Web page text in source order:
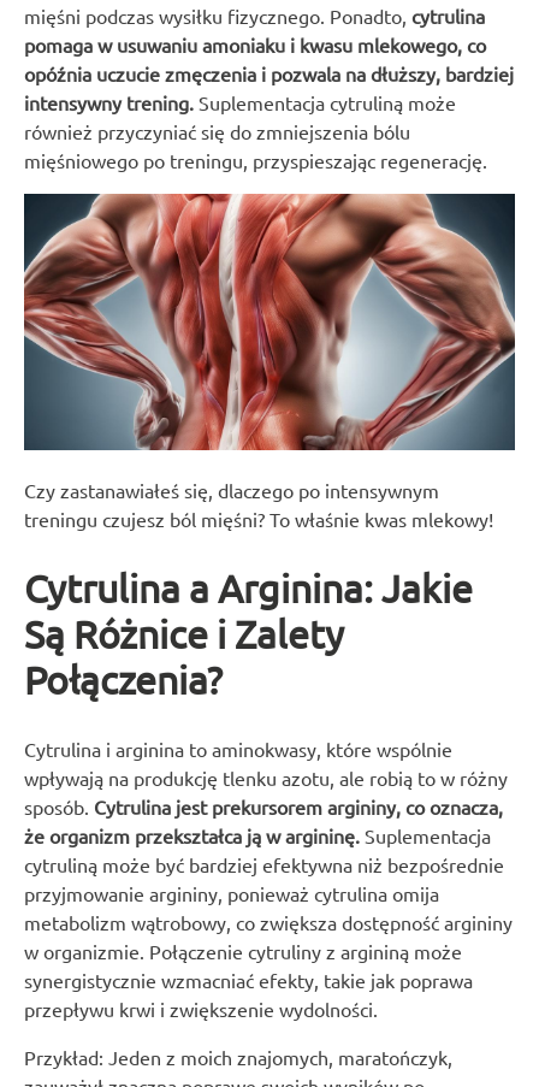
mięśni podczas wysiłku fizycznego. Ponadto, cytrulina
pomaga w usuwaniu amoniaku i kwasu mlekowego, co
opóźnia uczucie zmęczenia i pozwala na dłuższy, bardziej
intensywny trening. Suplementacja cytruliną może
również przyczyniać się do zmniejszenia bólu
mięśniowego po treningu, przyspieszając regenerację.
Czy zastanawiałeś się, dlaczego po intensywnym
treningu czujesz ból mięśni? To właśnie kwas mlekowy!
Cytrulina a Arginina: Jakie
Są Różnice i Zalety
Połączenia?
Cytrulina i arginina to aminokwasy, które wspólnie
wpływają na produkcję tlenku azotu, ale robią to w różny
sposób. Cytrulina jest prekursorem argininy, co oznacza,
że organizm przekształca ją w argininę. Suplementacja
cytruliną może być bardziej efektywna niż bezpośrednie
przyjmowanie argininy, ponieważ cytrulina omija
metabolizm wątrobowy, co zwiększa dostępność argininy
w organizmie. Połączenie cytruliny z argininą może
synergistycznie wzmacniać efekty, takie jak poprawa
przepływu krwi i zwiększenie wydolności.
Przykład: Jeden z moich znajomych, maratończyk,